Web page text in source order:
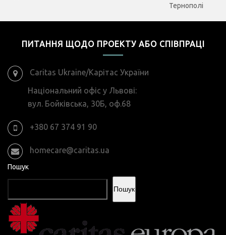
Тернополі
ПИТАННЯ ЩОДО ПРОЕКТУ АБО СПІВПРАЦІ
Caritas Ukraine/Карітас України
Національний офіс у Львові:
вул. Бойківська, 30Б, оф.68
+380 67 374 91 90
homecare@caritas.ua
Пошук
Пошук